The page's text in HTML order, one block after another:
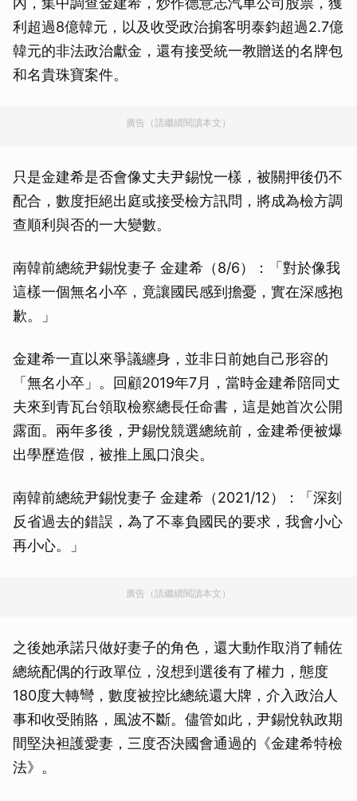
利超過8億韓元，以及收受政治掮客明泰鈞超過2.7億
韓元的非法政治獻金，還有接受統一教贈送的名牌包
和名貴珠寶案件。
廣告（請繼續閱讀本文）
只是金建希是否會像丈夫尹錫悅一樣，被關押後仍不
配合，數度拒絕出庭或接受檢方訊問，將成為檢方調
查順利與否的一大變數。
南韓前總統尹錫悅妻子 金建希（8/6）：「對於像我
這樣一個無名小卒，竟讓國民感到擔憂，實在深感抱
歉。」
金建希一直以來爭議纏身，並非日前她自己形容的
「無名小卒」。回顧2019年7月，當時金建希陪同丈
夫來到青瓦台領取檢察總長任命書，這是她首次公開
露面。兩年多後，尹錫悅競選總統前，金建希便被爆
出學歷造假，被推上風口浪尖。
南韓前總統尹錫悅妻子 金建希（2021/12）：「深刻
反省過去的錯誤，為了不辜負國民的要求，我會小心
再小心。」
廣告（請繼續閱讀本文）
之後她承諾只做好妻子的角色，還大動作取消了輔佐
總統配偶的行政單位，沒想到選後有了權力，態度
180度大轉彎，數度被控比總統還大牌，介入政治人
事和收受賄賂，風波不斷。儘管如此，尹錫悅執政期
間堅決袒護愛妻，三度否決國會通過的《金建希特檢
法》。